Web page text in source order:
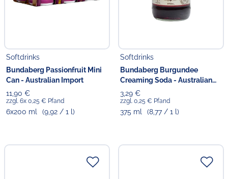
Softdrinks
Bundaberg Passionfruit Mini
Can - Australian Import
11,90 €
zzgl. 6x 0,25 € Pfand
6x200 ml (9,92 / 1 l)
Softdrinks
Bundaberg Burgundee
Creaming Soda - Australian
Import
3,29 €
zzgl. 0,25 € Pfand
375 ml (8,77 / 1 l)